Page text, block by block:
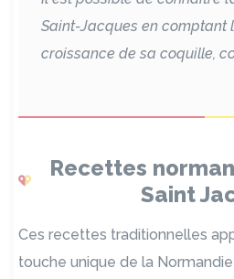
Saint-Jacques en comptant
croissance de sa coquille,
Recettes
Saint
Ces recettes traditionnelles
touche unique de la